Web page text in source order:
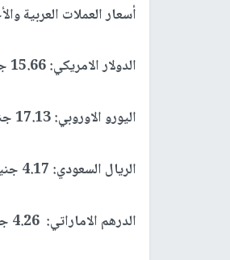
أسعار العملات العربية والأجنبية
الدولار الامريكي: 15.66 جنيه
اليورو الاوروبي: 17.13 جنيه
الريال السعودي: 4.17 جنيه
الدرهم الاماراتي: 4.26 جنيه